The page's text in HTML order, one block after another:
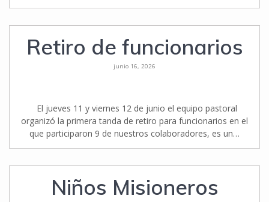
Retiro de funcionarios
junio 16, 2026
El jueves 11 y viernes 12 de junio el equipo pastoral
organizó la primera tanda de retiro para funcionarios en el
que participaron 9 de nuestros colaboradores, es un…
Niños Misioneros